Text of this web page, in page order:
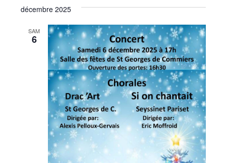
décembre 2025
SAM
6